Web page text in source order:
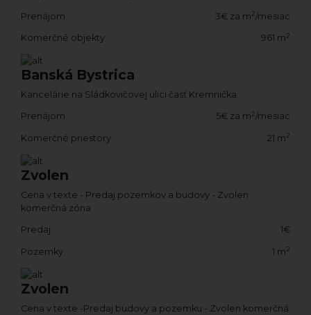
Prenájom 3€ za m2/mesiac
Komerčné objekty 961 m2
Banská Bystrica
Kancelárie na Sládkovičovej ulici časť Kremnička
Prenájom 5€ za m2/mesiac
Komerčné priestory 21 m2
Zvolen
Cena v texte - Predaj pozemkov a budovy - Zvolen
komerčná zóna
Predaj 1€
Pozemky 1 m2
Zvolen
Cena v texte -Predaj budovy a pozemku - Zvolen komerčná